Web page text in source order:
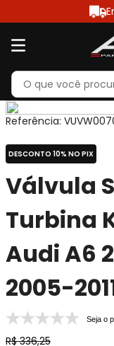
Referência:
DESCONTO 10% NO PIX
Válvula
Turbina
Audi A6
2005-
Seja o
R$ 336,25